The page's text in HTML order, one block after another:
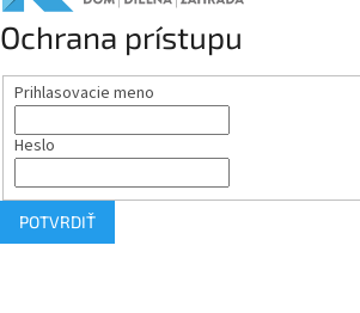
Ochrana prístupu
Prihlasovacie meno
Heslo
POTVRDIŤ